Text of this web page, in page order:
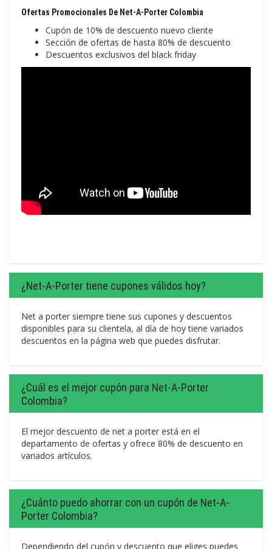
Ofertas Promocionales De Net-A-Porter Colombia
Cupón de 10% de descuento nuevo cliente
Sección de ofertas de hasta 80% de descuento
Descuentos exclusivos del black friday
¿Net-A-Porter tiene cupones válidos hoy?
Net a porter siempre tiene sus cupones y descuentos
disponibles para su clientela, al día de hoy tiene variados
descuentos en la página web que puedes disfrutar.
¿Cuál es el mejor cupón para Net-A-Porter
Colombia?
El mejor descuento de net a porter está en el
departamento de ofertas y ofrece 80% de descuento en
variados artículos.
¿Cuánto puedo ahorrar con un cupón de Net-A-
Porter Colombia?
Dependiendo del cupón y descuento que eliges puedes